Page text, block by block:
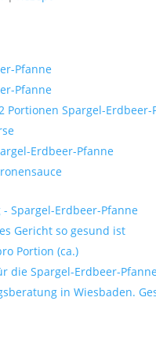
Pfanne
Pfanne
Portionen Spargel-Erdbeer-
Erdbeer-Pfanne
Spargel-Erdbeer-Pfanne
Gericht so gesund ist
Portion (ca.)
die Spargel-Erdbeer-Pfanne
in Wiesbaden.